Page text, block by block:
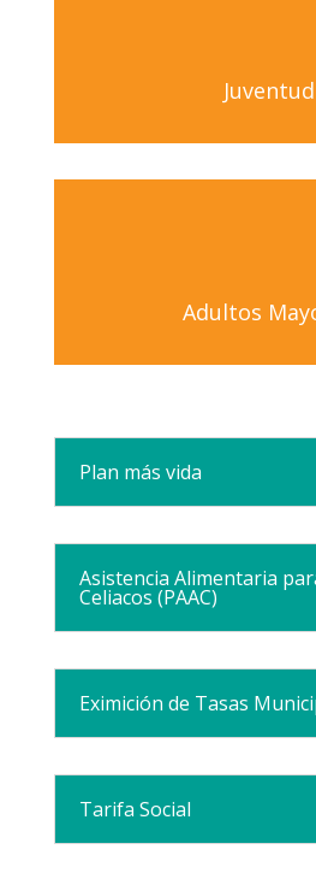
Juventud
Adultos
Plan más vida
Asistencia Alimentaria
Celiacos (PAAC)
Eximición de Tasas
Tarifa Social